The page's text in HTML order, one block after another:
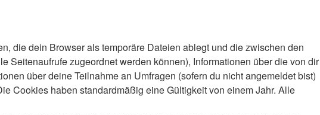
die dein Browser als temporäre Dateien ablegt und die zwischen den
zugeordnet werden können), Informationen über die von dir
über deine Teilnahme an Umfragen (sofern du nicht angemeldet bist)
Cookies haben standardmäßig eine Gültigkeit von einem Jahr. Alle